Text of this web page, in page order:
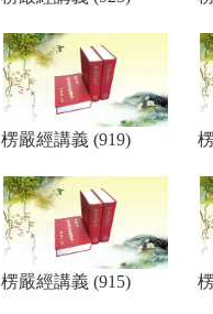
楞嚴經講義 (919)
楞嚴經講義 (915)